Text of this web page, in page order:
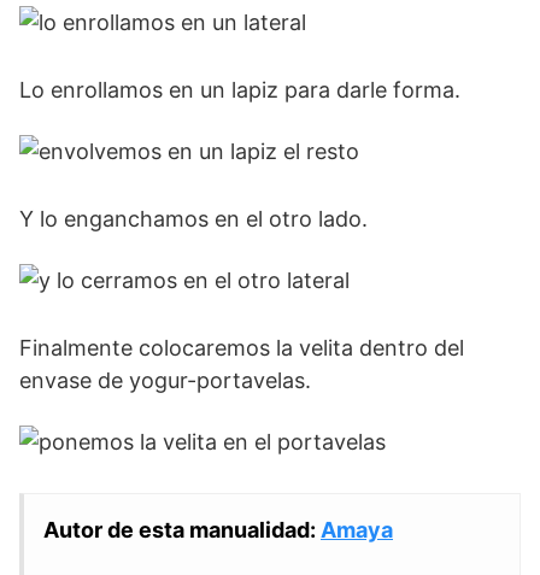
Lo enrollamos en un lapiz para darle forma.
Y lo enganchamos en el otro lado.
Finalmente colocaremos la velita dentro del
envase de yogur-portavelas.
Autor de esta manualidad: Amaya